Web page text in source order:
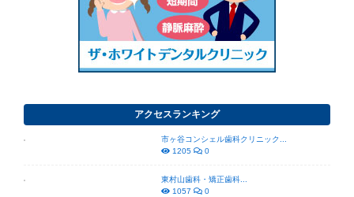
アクセスランキング
市ヶ谷コンシェル歯科クリニック...
1205
0
東村山歯科・矯正歯科...
1057
0